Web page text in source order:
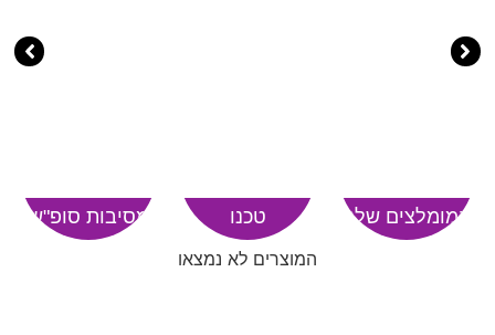
המומלצים שלנו טכנו מסיבות סופ"ש
המוצרים לא נמצאו